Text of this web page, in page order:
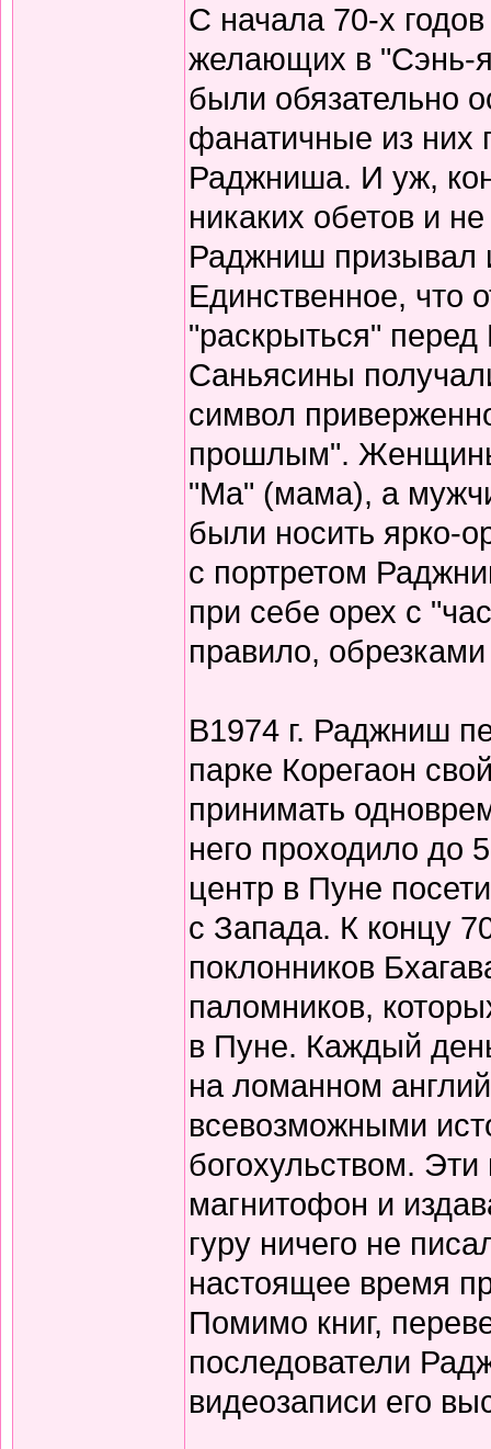
С начала 70-х
желающих в "Сэнь-
были обязательно
фанатичные из них
Раджниша. И уж,
никаких обетов и
Раджниш призывал
Единственное, что
"раскрыться"
Саньясины
символ
прошлым". Женщины
"Ма" (мама), а
были носить ярко-
с портретом
при себе орех с
правило,
В1974 г. Раджниш
парке Корегаон
принимать
него проходило до
центр в Пуне
с Запада. К концу
поклонников
паломников,
в Пуне. Каждый
на ломанном
всевозможными
богохульством.
магнитофон и
гуру ничего не
настоящее время
Помимо книг,
последователи
видеозаписи его